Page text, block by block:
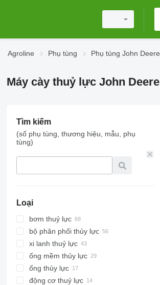
Agroline Phụ tùng Phụ tùng John Deere
Máy cày thuỷ lực John Deere
Tìm kiếm
(số phụ tùng, thương hiệu, mẫu, phụ
tùng)
Loại
bơm thuỷ lực
bộ phân phối thủy lực
xi lanh thuỷ lực
ống mềm thủy lực
ống thủy lực
động cơ thuỷ lực